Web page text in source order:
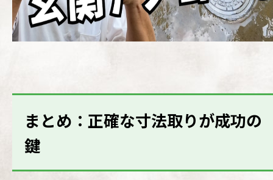
まとめ：正確な寸法取りが成功の
鍵